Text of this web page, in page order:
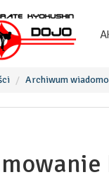
Archiwum